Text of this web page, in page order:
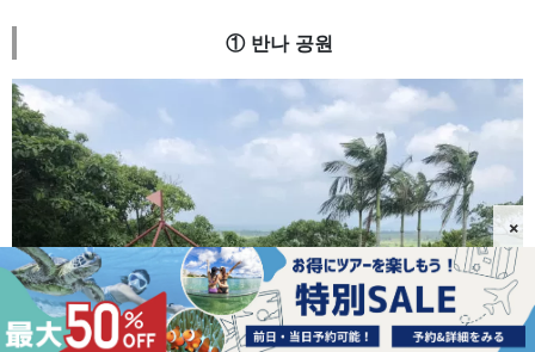
① 반나 공원
×